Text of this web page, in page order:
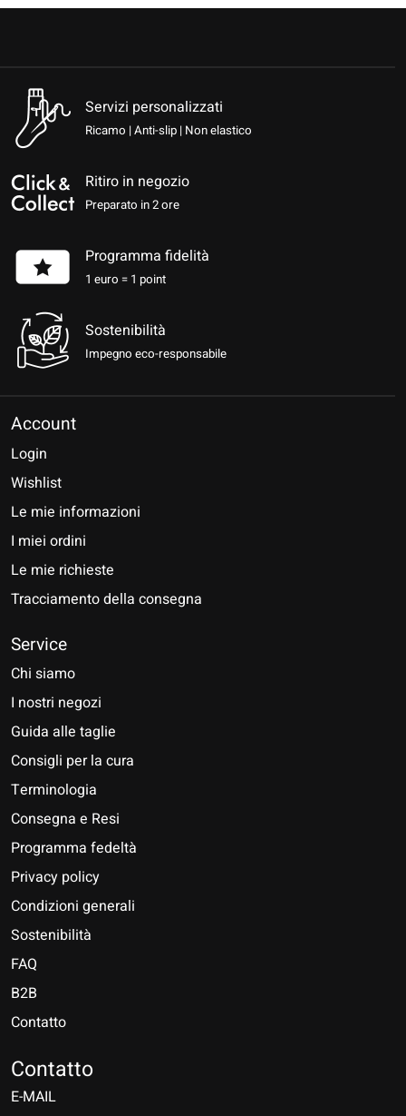
Servizi personalizzati
Ricamo | Anti-slip | Non elastico
Ritiro in negozio
Preparato in 2 ore
Programma fidelità
1 euro = 1 point
Sostenibilità
Impegno eco-responsabile
Account
Login
Wishlist
Le mie informazioni
I miei ordini
Le mie richieste
Tracciamento della consegna
Service
Chi siamo
I nostri negozi
Guida alle taglie
Consigli per la cura
Terminologia
Consegna e Resi
Programma fedeltà
Privacy policy
Condizioni generali
Sostenibilità
FAQ
B2B
Contatto
Contatto
E-MAIL